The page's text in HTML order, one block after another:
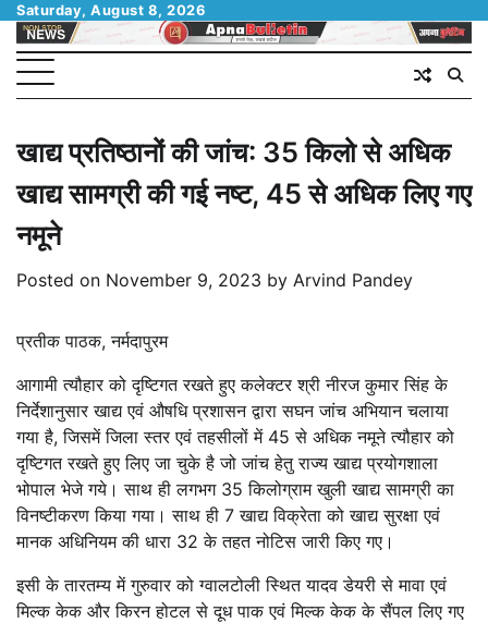
Skip
content
Saturday, August 8, 2026
खाद्य प्रतिष्ठानों की जांच: 35 किलो से अधिक
खाद्य सामग्री की गई नष्ट, 45 से अधिक लिए गए
नमूने
Posted on November 9, 2023 by Arvind Pandey
प्रतीक पाठक, नर्मदापुरम
आगामी त्यौहार को दृष्टिगत रखते हुए कलेक्टर श्री नीरज कुमार सिंह के
निर्देशानुसार खाद्य एवं औषधि प्रशासन द्वारा सघन जांच अभियान चलाया
गया है, जिसमें जिला स्तर एवं तहसीलों में 45 से अधिक नमूने त्यौहार को
दृष्टिगत रखते हुए लिए जा चुके है जो जांच हेतु राज्य खाद्य प्रयोगशाला
भोपाल भेजे गये। साथ ही लगभग 35 किलोग्राम खुली खाद्य सामग्री का
विनष्टीकरण किया गया। साथ ही 7 खाद्य विक्रेता को खाद्य सुरक्षा एवं
मानक अधिनियम की धारा 32 के तहत नोटिस जारी किए गए।
इसी के तारतम्य में गुरुवार को ग्वालटोली स्थित यादव डेयरी से मावा एवं
मिल्क केक और किरन होटल से दूध पाक एवं मिल्क केक के सैंपल लिए गए